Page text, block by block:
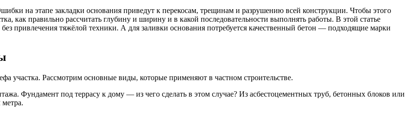
на этапе закладки основания приведут к перекосам, трещинам и разрушению всей конструкции. Чтобы этого
как правильно рассчитать глубину и ширину и в какой последовательности выполнять работы. В этой статье
привлечения тяжёлой техники. А для заливки основания потребуется качественный бетон — подходящие марки
участка. Рассмотрим основные виды, которые применяют в частном строительстве.
Фундамент под террасу к дому — из чего сделать в этом случае? Из асбестоцементных труб, бетонных блоков или